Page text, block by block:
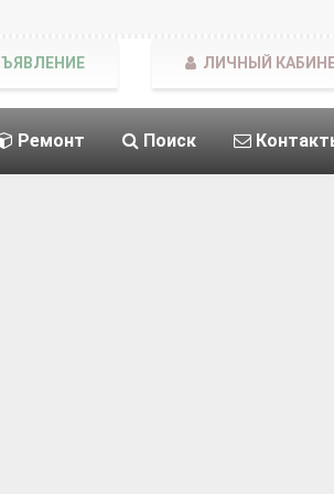
Ремонт Поиск
ЛИЧНЫЙ